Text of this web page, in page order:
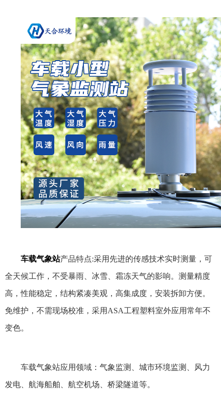
车载气象站产品特点:采用先进的传感技术实时测量，可
全天候工作，不受暴雨、冰雪、霜冻天气的影响。测量精度
高，性能稳定，结构紧凑美观，高集成度，安装拆卸方便。
免维护，不需现场校准，采用ASA工程塑料室外应用常年不
变色。
车载气象站应用领域：气象监测、城市环境监测、风力
发电、航海船舶、航空机场、桥梁隧道等。